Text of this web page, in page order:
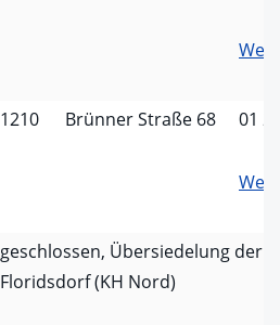
1210 Brünner Straße 68 01
geschlossen, Übersiedelung der
Floridsdorf (KH Nord)